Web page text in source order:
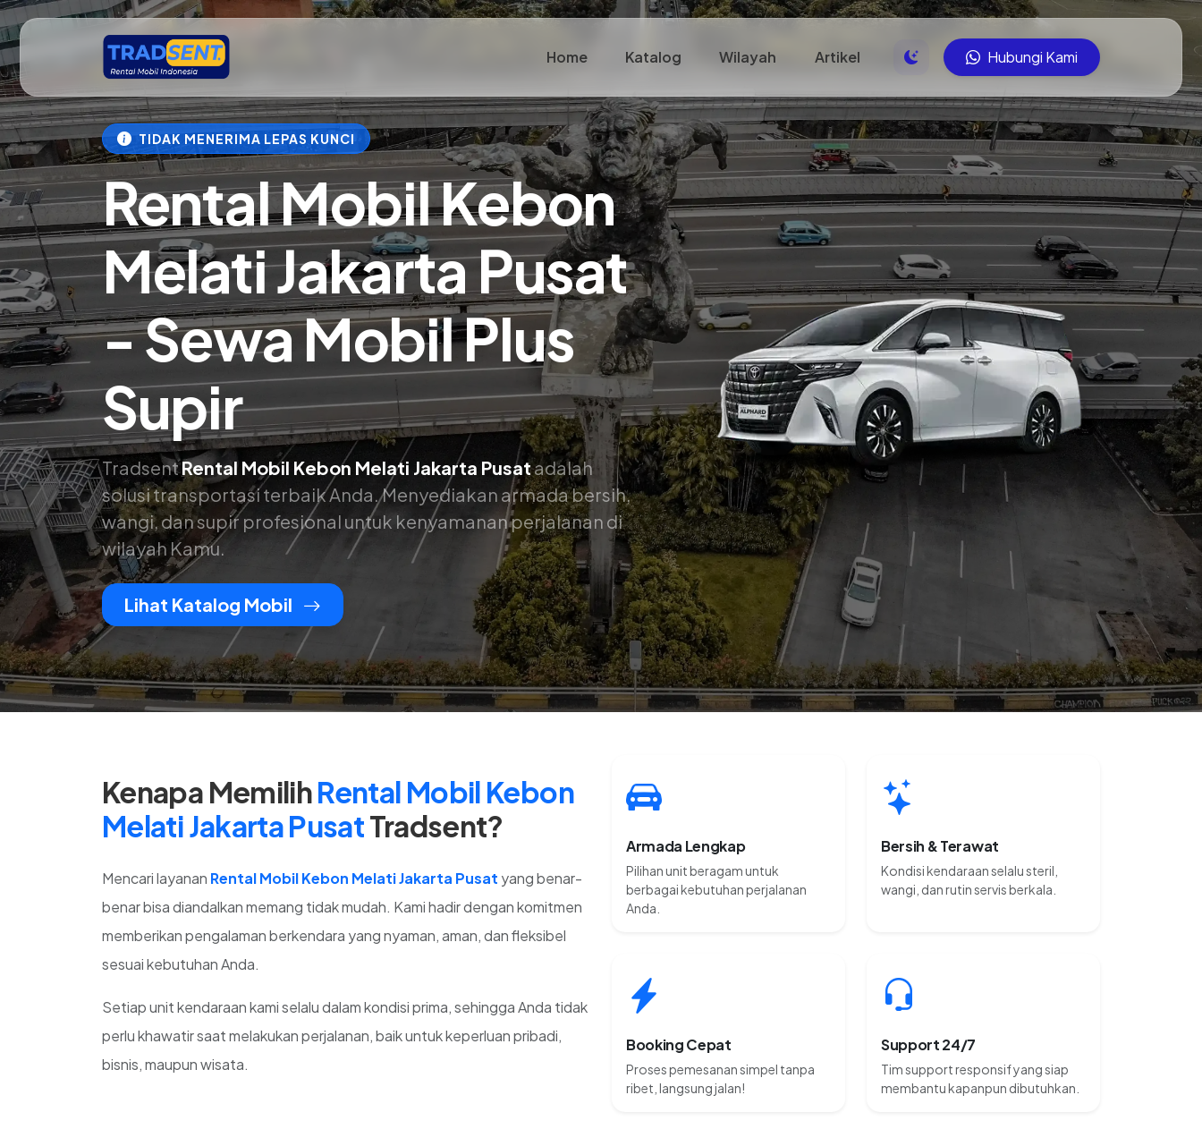
Home Katalog Wilayah Artikel Hubungi Kami
TIDAK MENERIMA LEPAS KUNCI
Rental Mobil Kebon
Melati Jakarta Pusat
- Sewa Mobil Plus
Supir
TradsentRental Mobil Kebon Melati Jakarta Pusatadalah
solusi transportasi terbaik Anda. Menyediakan armada bersih,
wangi, dan supir profesional untuk kenyamanan perjalanan di
wilayah Kamu.
Lihat Katalog Mobil
Kenapa MemilihRental Mobil Kebon
Melati Jakarta PusatTradsent?
Mencari layanan Rental Mobil Kebon Melati Jakarta Pusat yang benar-
benar bisa diandalkan memang tidak mudah. Kami hadir dengan komitmen
memberikan pengalaman berkendara yang nyaman, aman, dan fleksibel
sesuai kebutuhan Anda.
Setiap unit kendaraan kami selalu dalam kondisi prima, sehingga Anda tidak
perlu khawatir saat melakukan perjalanan, baik untuk keperluan pribadi,
bisnis, maupun wisata.
Armada Lengkap
Pilihan unit beragam untuk
berbagai kebutuhan perjalanan
Anda.
Bersih & Terawat
Kondisi kendaraan selalu steril,
wangi, dan rutin servis berkala.
Booking Cepat
Proses pemesanan simpel tanpa
ribet, langsung jalan!
Support 24/7
Tim support responsif yang siap
membantu kapanpun dibutuhkan.